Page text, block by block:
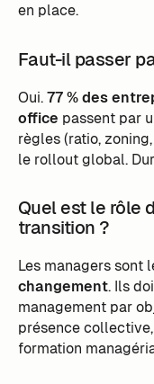
en place.
Faut-il passer
Oui.77 % des
office passent par
règles (ratio,
le rollout global.
Quel est le rôle
transition ?
Les managers sont
changement. Ils
management par
présence
formation